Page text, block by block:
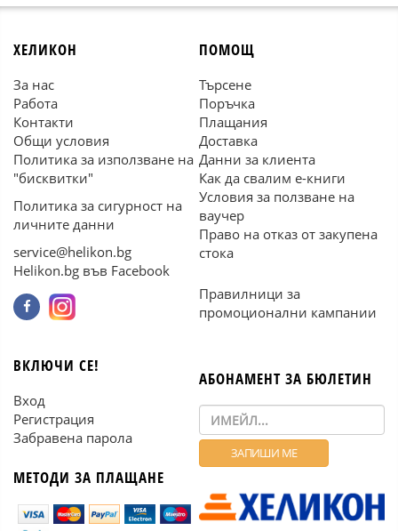
ХЕЛИКОН
За нас
Работа
Контакти
Общи условия
Политика за използване на
"бисквитки"
Политика за сигурност на
личните данни
service@helikon.bg
Helikon.bg във Facebook
ПОМОЩ
Търсене
Поръчка
Плащания
Доставка
Данни за клиента
Как да свалим е-книги
Условия за ползване на
ваучер
Право на отказ от закупена
стока
Правилници за
промоционални кампании
ВКЛЮЧИ СЕ!
Вход
Регистрация
Забравена парола
МЕТОДИ ЗА ПЛАЩАНЕ
АБОНАМЕНТ ЗА БЮЛЕТИН